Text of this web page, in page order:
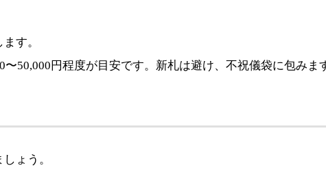
す。
50,000円程度が目安です。新札は避け、不祝儀袋に包みま
ょう。